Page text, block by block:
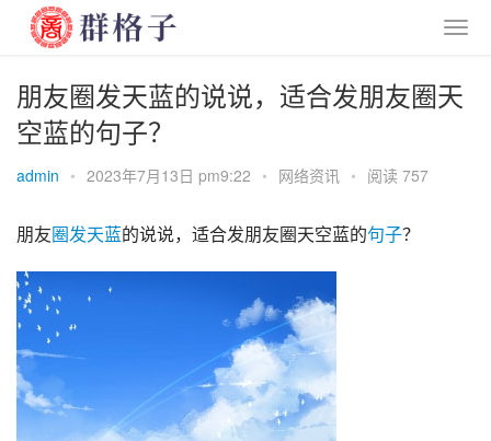
朋友圈发天蓝的说说，适合发朋友圈天
空蓝的句子？
admin • 2023年7月13日 pm9:22 • 网络资讯 • 阅读 757
朋友圈发天蓝的说说，适合发朋友圈天空蓝的句子？